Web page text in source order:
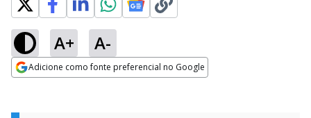
A+ A-
Adicione como fonte preferencial no Google